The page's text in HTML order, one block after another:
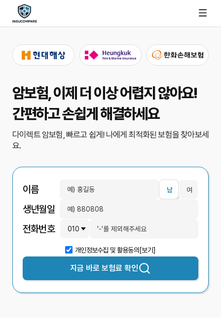
암보험, 이제 더 이상 어렵지 않아요!
간편하고 손쉽게 해결하세요
다이렉트 암보험, 빠르고 쉽게! 나에게 최적화된 보험을 찾아보세
요.
이름 남 여
생년월일
전화번호
개인정보수집 및 활용동의[보기]
지금 바로 보험료 확인